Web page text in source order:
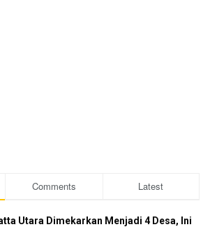
Comments Latest
Utara Dimekarkan Menjadi 4 Desa, Ini